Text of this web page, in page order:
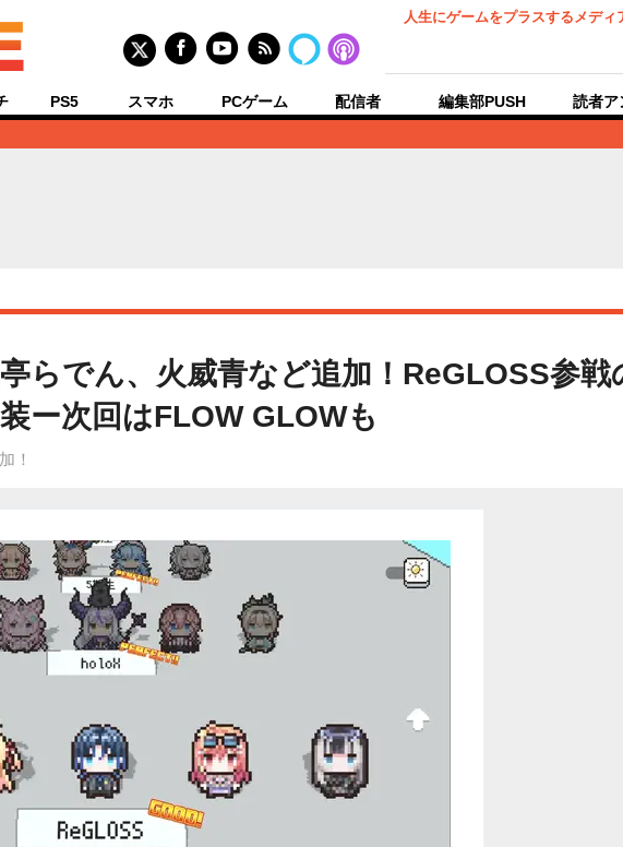
人生にゲームをプラスするメディ
PS5 スマホ PCゲーム 配信者 編集部PUSH 読者ア
らでん、火威青など追加！ReGLOSS参戦
ー次回はFLOW GLOWも
！